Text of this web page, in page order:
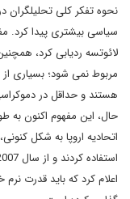
نحوه تفکر کلی تحلیلگران
سیاسی بیشتری پیدا کرد.
لائوتسه ردیابی کرد،
مربوط نمی شود؛ بسیاری
هستند و حداقل در
حال، این مفهوم اکنون به
اتحادیه اروپا به شکل
اعلام کرد که باید قدرت